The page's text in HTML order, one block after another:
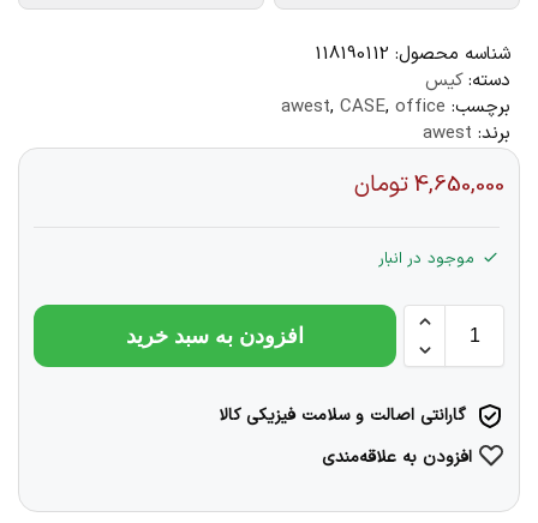
شناسه محصول: 118190112
دسته:کیس
برچسب:
awest, CASE, office
برند: awest
4,650,000تومان
موجود در انبار
افزودن به سبد خرید
گارانتی اصالت و سلامت فیزیکی کالا
افزودن به علاقه‌مندی